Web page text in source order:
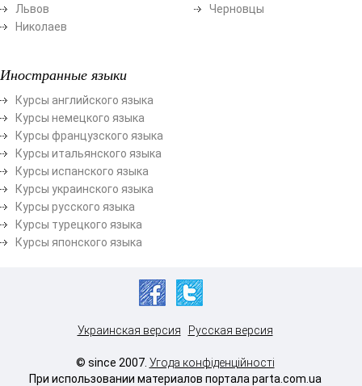
Львов
Николаев
Черновцы
Иностранные языки
Курсы английского языка
Курсы немецкого языка
Курсы французского языка
Курсы итальянского языка
Курсы испанского языка
Курсы украинского языка
Курсы русского языка
Курсы турецкого языка
Курсы японского языка
Украинская версия Русская версия
© since 2007. Угода конфіденційності
При использовании материалов портала parta.com.ua